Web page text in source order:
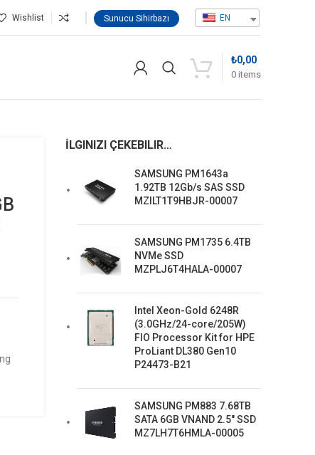
Wishlist Sunucu Sihirbazı EN
0 items
₺0,00
İLGINIZI ÇEKEBILIR…
SAMSUNG PM1643a
1.92TB 12Gb/s SAS SSD
MZILT1T9HBJR-00007
SAMSUNG PM1735 6.4TB
NVMe SSD
MZPLJ6T4HALA-00007
Intel Xeon-Gold 6248R
(3.0GHz/24-core/205W)
FIO Processor Kit for HPE
ProLiant DL380 Gen10
P24473-B21
SAMSUNG PM883 7.68TB
SATA 6GB VNAND 2.5" SSD
MZ7LH7T6HMLA-00005